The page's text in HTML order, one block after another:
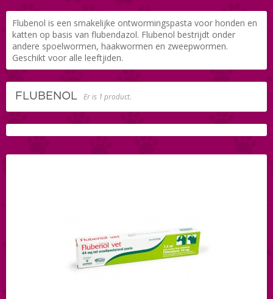
Flubenol is een smakelijke ontwormingspasta voor honden en
katten op basis van flubendazol. Flubenol bestrijdt onder
andere spoelwormen, haakwormen en zweepwormen.
Geschikt voor alle leeftjiden.
FLUBENOL Er is 1 product.